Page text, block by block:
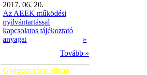
2017. 06. 20.
Az AEEK működési
nyilvántartással
kapcsolatos tájékoztató
anyagai
»
Tovább »
Gyógyszerészi Hírlap